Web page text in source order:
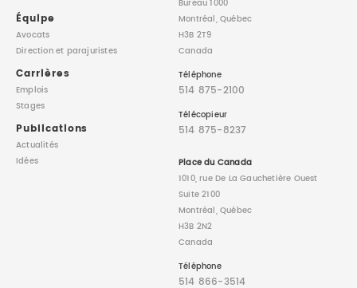
Équipe
Avocats
Directionet parajuristes
Carrières
Emplois
Stages
Publications
Actualités
Idées
Bureau 1000
Montréal, Québec
H3B 2T9
Canada
Téléphone
514 875-2100
Télécopieur
514 875-8237
Place du Canada
1010, rue De La Gauchetière Ouest
Suite 2100
Montréal, Québec
H3B 2N2
Canada
Téléphone
514 866-3514